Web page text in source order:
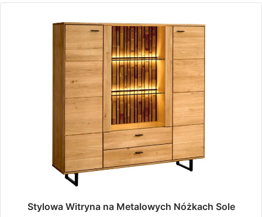
Stylowa Witryna na Metalowych Nóżkach Sole